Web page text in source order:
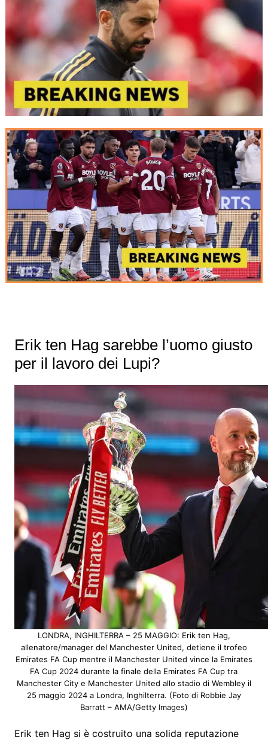
Erik ten Hag sarebbe l’uomo giusto
per il lavoro dei Lupi?
LONDRA, INGHILTERRA – 25 MAGGIO: Erik ten Hag,
allenatore/manager del Manchester United, detiene il trofeo
Emirates FA Cup mentre il Manchester United vince la Emirates
FA Cup 2024 durante la finale della Emirates FA Cup tra
Manchester City e Manchester United allo stadio di Wembley il
25 maggio 2024 a Londra, Inghilterra. (Foto di Robbie Jay
Barratt – AMA/Getty Images)
Erik ten Hag si è costruito una solida reputazione